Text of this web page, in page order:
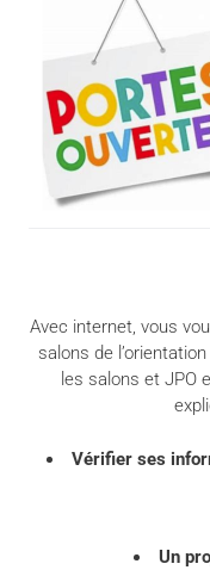
Avec internet, vous
salons de
les salons et JPO
Vérifier ses
Un